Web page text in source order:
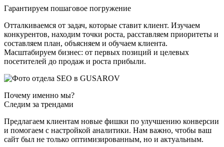
Гарантируем пошаговое погружение
Отталкиваемся от задач, которые ставит клиент. Изучаем
конкурентов, находим точки роста, расставляем приоритеты и
составляем план, объясняем и обучаем клиента.
Масштабируем бизнес: от первых позиций и целевых
посетителей до продаж и роста прибыли.
Почему именно мы?
Следим за трендами
Предлагаем клиентам новые фишки по улучшению конверсии
и помогаем с настройкой аналитики. Нам важно, чтобы ваш
сайт был не только оптимизированным, но и актуальным.